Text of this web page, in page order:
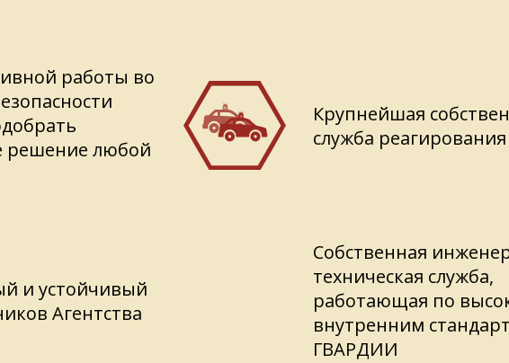
работы во
решение любой
Крупнейшая
служба реагирования
и устойчивый
Агентства
Собственная
техническая служба,
работающая по
внутренним
ГВАРДИИ